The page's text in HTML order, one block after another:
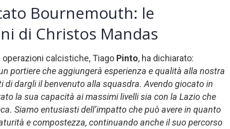
Bournemouth: le
di Christos Mandas
calcistiche, Tiago Pinto, ha dichiarato:
portiere che aggiungerà esperienza e qualità alla nostra
di dargli il benvenuto alla squasdra. Avendo giocato in
la sua capacità ai massimi livelli sia con la Lazio che
Siamo entusiasti dell’impatto che può avere in quanto
e compostezza, continuando anche il suo percorso